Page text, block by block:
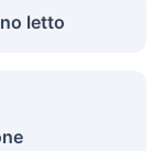
letto